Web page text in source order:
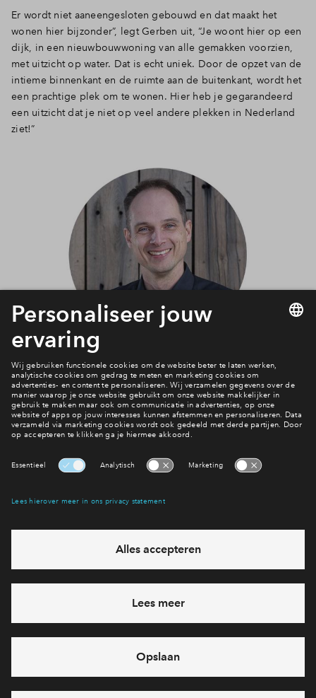
Er wordt niet aaneengesloten gebouwd en dat maakt het
wonen hier bijzonder”, legt Gerben uit, “Je woont hier op een
dijk, in een nieuwbouwwoning van alle gemakken voorzien,
met uitzicht op water. Dat is echt uniek. Door de opzet van de
intieme binnenkant en de ruimte aan de buitenkant, wordt het
een prachtige plek om te wonen. Hier heb je gegarandeerd
een uitzicht dat je niet op veel andere plekken in Nederland
ziet!”
Wat is de planning?
Planning De Werven
Heb je een vraag en wil je direct antwoord? Bel ons op088